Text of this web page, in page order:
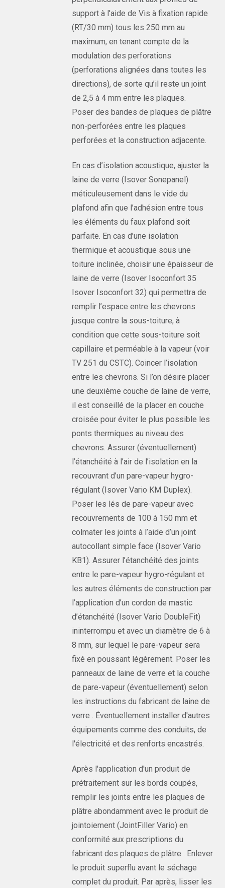
support à l'aide de Vis à fixation rapide
(RT/30 mm) tous les 250 mm au
maximum, en tenant compte de la
modulation des perforations
(perforations alignées dans toutes les
directions), de sorte qu’il reste un joint
de 2,5 à 4 mm entre les plaques.
Poser des bandes de plaques de plâtre
non-perforées entre les plaques
perforées et la construction adjacente.
En cas d’isolation acoustique, ajuster la
laine de verre (Isover Sonepanel)
méticuleusement dans le vide du
plafond afin que l’adhésion entre tous
les éléments du faux plafond soit
parfaite. En cas d’une isolation
thermique et acoustique sous une
toiture inclinée, choisir une épaisseur de
laine de verre (Isover Isoconfort 35
Isover Isoconfort 32) qui permettra de
remplir l’espace entre les chevrons
jusque contre la sous-toiture, à
condition que cette sous-toiture soit
capillaire et perméable à la vapeur (voir
TV 251 du CSTC). Coincer l’isolation
entre les chevrons. Si l’on désire placer
une deuxième couche de laine de verre,
il est conseillé de la placer en couche
croisée pour éviter le plus possible les
ponts thermiques au niveau des
chevrons. Assurer (éventuellement)
l’étanchéité à l’air de l’isolation en la
recouvrant d’un pare-vapeur hygro-
régulant (Isover Vario KM Duplex).
Poser les lés de pare-vapeur avec
recouvrements de 100 à 150 mm et
colmater les joints à l’aide d’un joint
autocollant simple face (Isover Vario
KB1). Assurer l’étanchéité des joints
entre le pare-vapeur hygro-régulant et
les autres éléments de construction par
l’application d’un cordon de mastic
d’étanchéité (Isover Vario DoubleFit)
ininterrompu et avec un diamètre de 6 à
8 mm, sur lequel le pare-vapeur sera
fixé en poussant légèrement. Poser les
panneaux de laine de verre et la couche
de pare-vapeur (éventuellement) selon
les instructions du fabricant de laine de
verre . Éventuellement installer d'autres
équipements comme des conduits, de
l'électricité et des renforts encastrés.
Après l'application d'un produit de
prétraitement sur les bords coupés,
remplir les joints entre les plaques de
plâtre abondamment avec le produit de
jointoiement (JointFiller Vario) en
conformité aux prescriptions du
fabricant des plaques de plâtre . Enlever
le produit superflu avant le séchage
complet du produit. Par après, lisser les